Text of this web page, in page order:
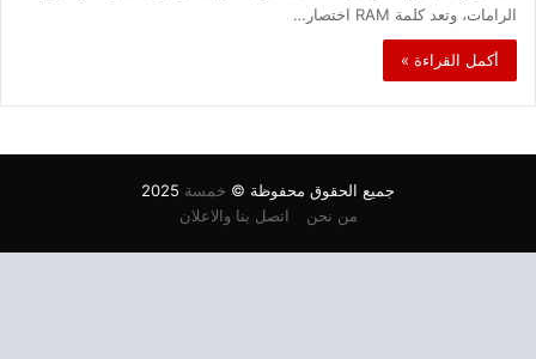
الرامات، وتعد كلمة RAM اختصار…
أكمل القراءة »
جميع الحقوق محفوظة © خمسة
من نحن
اتصل بنا والاعلان